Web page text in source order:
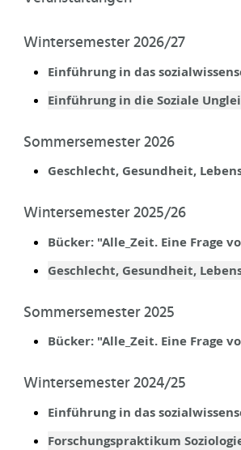
Wintersemester 2026/27
Einführung in das
Einführung in die Soziale
Sommersemester 2026
Geschlecht, Gesundheit,
Wintersemester 2025/26
Bücker: "Alle_Zeit. Eine Frage
Geschlecht, Gesundheit,
Sommersemester 2025
Bücker: "Alle_Zeit. Eine Frage
Wintersemester 2024/25
Einführung in das
Forschungspraktikum